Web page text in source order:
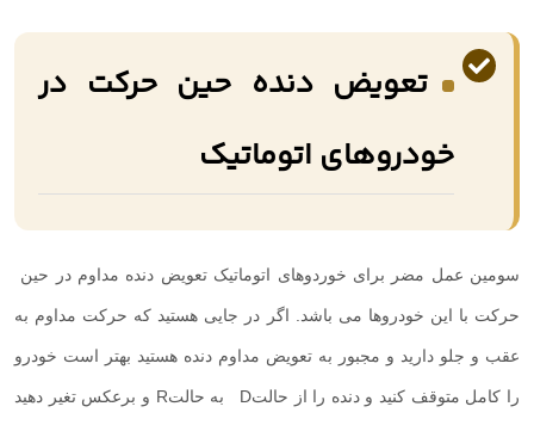
تعویض دنده حین حرکت در
خودروهای اتوماتیک
سومین عمل مضر برای خوردوهای اتوماتیک تعویض دنده مداوم در حین
حرکت با این خودروها می باشد. اگر در جایی هستید که حرکت مداوم به
عقب و جلو دارید و مجبور به تعویض مداوم دنده هستید بهتر است خودرو
را کامل متوقف کنید و دنده را از حالتD به حالتR و برعکس تغیر دهید